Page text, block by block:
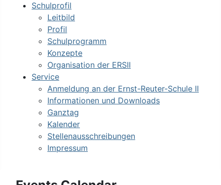
Schulprofil
Leitbild
Profil
Schulprogramm
Konzepte
Organisation der ERSII
Service
Anmeldung an der Ernst-Reuter-Schule II
Informationen und Downloads
Ganztag
Kalender
Stellenausschreibungen
Impressum